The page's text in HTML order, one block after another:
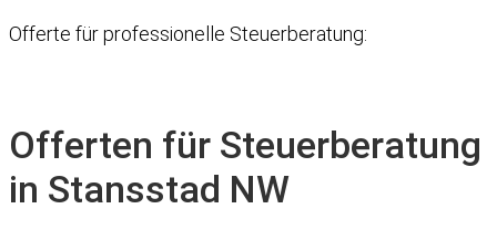
Offerte für professionelle Steuerberatung:
Offerten für Steuerberatung
in Stansstad NW